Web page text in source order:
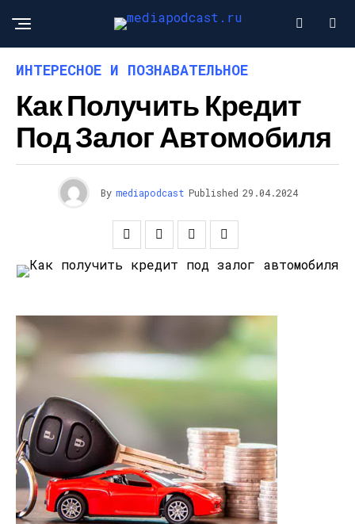
ИНТЕРЕСНОЕ И ПОЗНАВАТЕЛЬНОЕ
Как Получить Кредит
Под Залог Автомобиля
By mediapodcast Published 29.04.2024